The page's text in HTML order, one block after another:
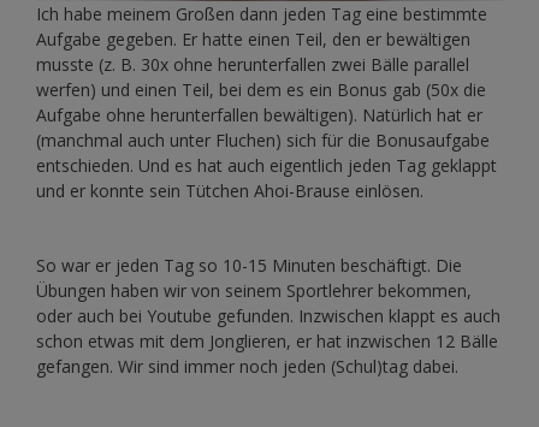
Ich habe meinem Großen dann jeden Tag eine bestimmte
Aufgabe gegeben. Er hatte einen Teil, den er bewältigen
musste (z. B. 30x ohne herunterfallen zwei Bälle parallel
werfen) und einen Teil, bei dem es ein Bonus gab (50x die
Aufgabe ohne herunterfallen bewältigen). Natürlich hat er
(manchmal auch unter Fluchen) sich für die Bonusaufgabe
entschieden. Und es hat auch eigentlich jeden Tag geklappt
und er konnte sein Tütchen Ahoi-Brause einlösen.
So war er jeden Tag so 10-15 Minuten beschäftigt. Die
Übungen haben wir von seinem Sportlehrer bekommen,
oder auch bei Youtube gefunden. Inzwischen klappt es auch
schon etwas mit dem Jonglieren, er hat inzwischen 12 Bälle
gefangen. Wir sind immer noch jeden (Schul)tag dabei.